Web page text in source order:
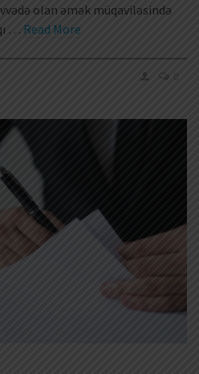
olan əmək müqaviləsində
… Read More
0